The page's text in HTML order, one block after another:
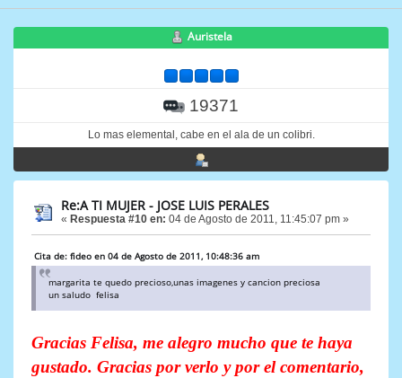
Auristela
19371
Lo mas elemental, cabe en el ala de un colibri.
Re:A TI MUJER - JOSE LUIS PERALES
« Respuesta #10 en: 04 de Agosto de 2011, 11:45:07 pm »
Cita de: fideo en 04 de Agosto de 2011, 10:48:36 am
margarita te quedo precioso,unas imagenes y cancion preciosa
un saludo felisa
Gracias Felisa, me alegro mucho que te haya
gustado. Gracias por verlo y por el comentario,